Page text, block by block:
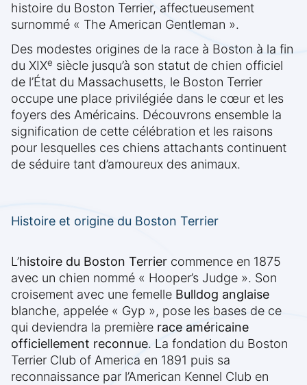
histoire du Boston Terrier, affectueusement
surnommé « The American Gentleman ».
Des modestes origines de la race à Boston à la fin
du XIXe siècle jusqu’à son statut de chien officiel
de l’État du Massachusetts, le Boston Terrier
occupe une place privilégiée dans le cœur et les
foyers des Américains. Découvrons ensemble la
signification de cette célébration et les raisons
pour lesquelles ces chiens attachants continuent
de séduire tant d’amoureux des animaux.
Histoire et origine du Boston Terrier
L’histoire du Boston Terrier commence en 1875
avec un chien nommé « Hooper’s Judge ». Son
croisement avec une femelle Bulldog anglaise
blanche, appelée « Gyp », pose les bases de ce
qui deviendra la première race américaine
officiellement reconnue. La fondation du Boston
Terrier Club of America en 1891 puis sa
reconnaissance par l’American Kennel Club en